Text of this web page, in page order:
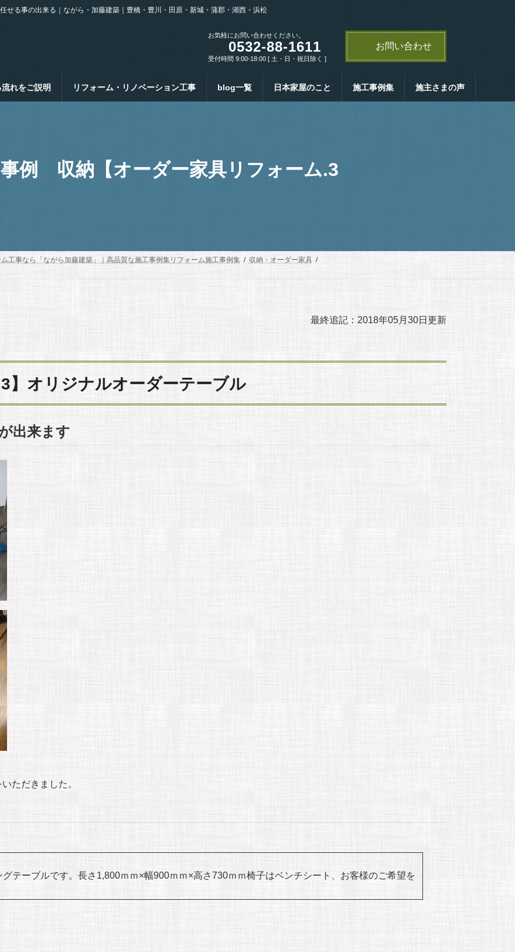
せる事の出来る｜ながら・加藤建築｜豊橋・豊川・田原・新城・蒲郡・湖西・浜松
お気軽にお問い合わせください。
0532-88-1611
受付時間 9:00-18:00 [ 土・日・祝日除く ]
お問い合わせ
れをご説明 リフォーム・リノベーション工事 blog一覧 日本家屋のこと 施工事例集 施主さまの声
例 収納【オーダー家具リフォーム.3
工事なら「ながら加藤建築」｜高品質な施工事例集リフォーム施工事例集
収納・オーダー家具
最終追記：2018年05月30日更新
】オリジナルオーダーテーブル
出来ます
ただきました。
テーブルです。長さ1,800ｍｍ×幅900ｍｍ×高さ730ｍｍ椅子はベンチシート、お客様のご希望を